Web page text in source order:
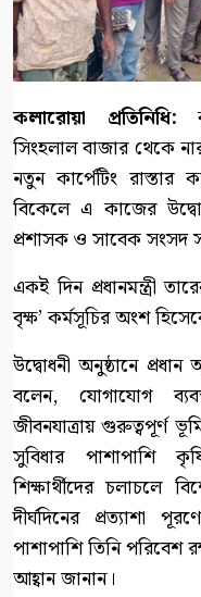
কলারোয়া প্রতিনিধি:
সিংহলাল বাজার থেকে
নতুন কার্পেটিং
বিকেলে এ কাজের
প্রশাসক ও সাবেক সংসদ
একই দিন প্রধানমন্ত্রী
বৃক্ষ’ কর্মসূচির অংশ
উদ্বোধনী অনুষ্ঠানে
বলেন, যোগাযোগ
জীবনযাত্রায় গুরুত্বপূর্ণ
সুবিধার পাশাপাশি
শিক্ষার্থীদের চলাচলে
দীর্ঘদিনের প্রত্যাশা
পাশাপাশি তিনি পরিবেশ
আহ্বান জানান।